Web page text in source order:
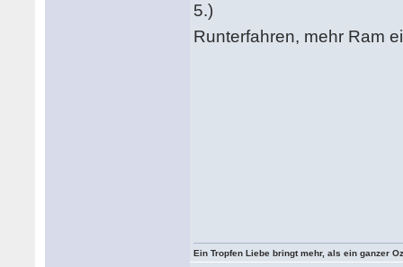
5.)
Runterfahren, mehr Ram
Ein Tropfen Liebe bringt mehr, als ein ganzer